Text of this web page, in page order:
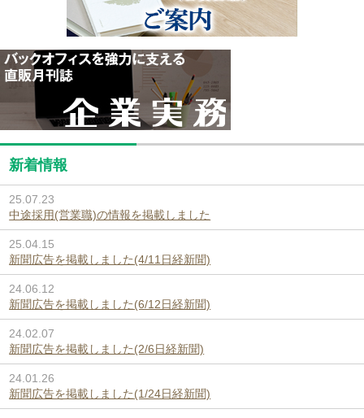
新着情報
25.07.23
中途採用(営業職)の情報を掲載しました
25.04.15
新聞広告を掲載しました(4/11日経新聞)
24.06.12
新聞広告を掲載しました(6/12日経新聞)
24.02.07
新聞広告を掲載しました(2/6日経新聞)
24.01.26
新聞広告を掲載しました(1/24日経新聞)